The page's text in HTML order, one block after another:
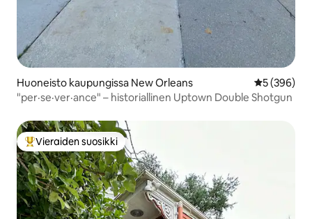
Huoneisto kaupungissa New Orleans
5 (396)
"per·se·ver·ance" – historiallinen Uptown Double Shotgun
Vieraiden suosikkien parhaimmistoa
Vieraiden suosikki